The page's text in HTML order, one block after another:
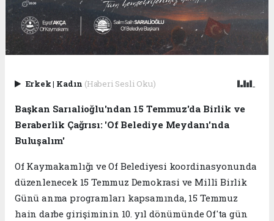
Erkek| Kadın (Haberi Sesli Oku)
Başkan Sarıalioğlu'ndan 15 Temmuz'da Birlik ve
Beraberlik Çağrısı: 'Of Belediye Meydanı'nda
Buluşalım'
Of Kaymakamlığı ve Of Belediyesi koordinasyonunda
düzenlenecek 15 Temmuz Demokrasi ve Millî Birlik
Günü anma programları kapsamında, 15 Temmuz
hain darbe girişiminin 10. yıl dönümünde Of'ta gün